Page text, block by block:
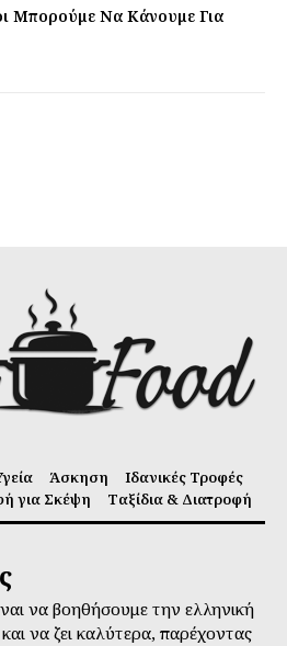
Μπορούμε Να Κάνουμε Για
Άσκηση
Ιδανικές Τροφές
για Σκέψη Ταξίδια & Διατροφή
να βοηθήσουμε την ελληνική
να ζει καλύτερα, παρέχοντας